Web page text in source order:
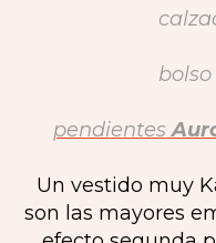
bolso
pendientes
Un vestido muy
son las mayores